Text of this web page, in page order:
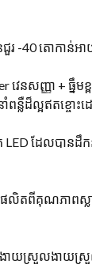
ជួរ -40 តោកាន់អ
េនសញ្ញា + ធ្នឹមខ្
ពន្លឺដ៏ល្អឥតខ្ចោះ
ដែលបានដឹក
ានផលិតពីគុណភាព
ាយស្រួលងាយស្រួ